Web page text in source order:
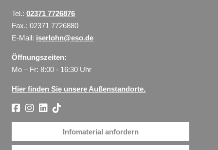
Tel.:02371 7726876
Fax.: 02371 7726880
E-Mail: iserlohn@eso.de
Öffnungszeiten:
Mo – Fr: 8:00 - 16:30 Uhr
Hier finden Sie unsere Außenstandorte.
Infomaterial anfordern